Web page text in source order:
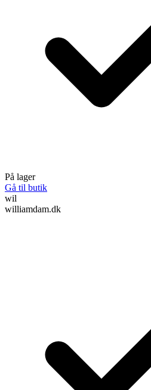
På lager
Gå til butik
wil
williamdam.dk